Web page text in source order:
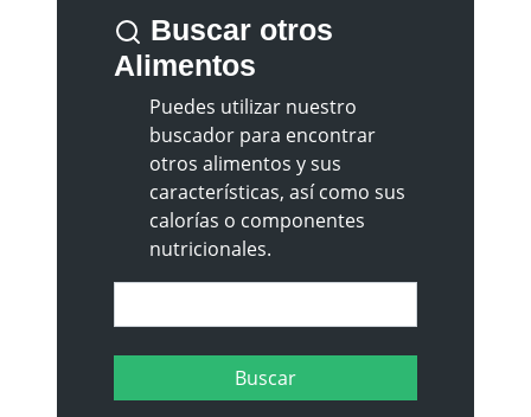
Buscar otros
Alimentos
Puedes utilizar nuestro
buscador para encontrar
otros alimentos y sus
características, así como sus
calorías o componentes
nutricionales.